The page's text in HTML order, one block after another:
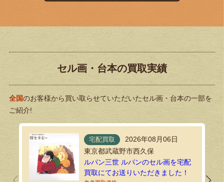
セル画・台本の買取実績
全国のお客様から買い取らせていただいたセル画・台本の一部を
ご紹介!
宅配買取
2026年08月06日
東京都武蔵野市西久保
ルパン三世 ルパンのセル画を宅配
買取にてお送りいただきました！